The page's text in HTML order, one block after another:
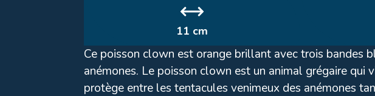
11 cm
Ce poisson clown est orange brillant avec trois bandes
anémones. Le poisson clown est un animal grégaire qui
protège entre les tentacules venimeux des anémones